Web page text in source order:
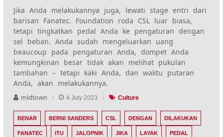
Jika Anda melakukannya juga, lewati stage entri dari
barisan Fanatec. Foundation roda CSL luar biasa,
tetapi tingkatkan pedal Anda ke pengaturan dengan
sel beban. Anda sudah mengeluarkan uang
beaucoup pada pengaturan Anda, dompet Anda
kemungkinan besar tidak akan melihat pukulan
tambahan – tetapi kaki Anda, dan waktu putaran
Anda, akan melakukannya.
midtown 4 July 2023 Culture
BENAR BERNI SANDERS CSL DENGAN DILAKUKAN
FANATEC ITU JALOPNIK JIKA LAYAK PEDAL